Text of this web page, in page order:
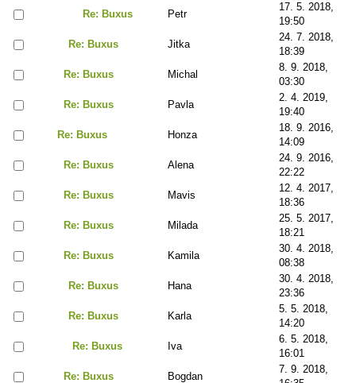
Re: Buxus
Petr
17. 5. 2018,
19:50
Re: Buxus
Jitka
24. 7. 2018,
18:39
Re: Buxus
Michal
8. 9. 2018,
03:30
Re: Buxus
Pavla
2. 4. 2019,
19:40
Re: Buxus
Honza
18. 9. 2016,
14:09
Re: Buxus
Alena
24. 9. 2016,
22:22
Re: Buxus
Mavis
12. 4. 2017,
18:36
Re: Buxus
Milada
25. 5. 2017,
18:21
Re: Buxus
Kamila
30. 4. 2018,
08:38
Re: Buxus
Hana
30. 4. 2018,
23:36
Re: Buxus
Karla
5. 5. 2018,
14:20
Re: Buxus
Iva
6. 5. 2018,
16:01
Re: Buxus
Bogdan
7. 9. 2018,